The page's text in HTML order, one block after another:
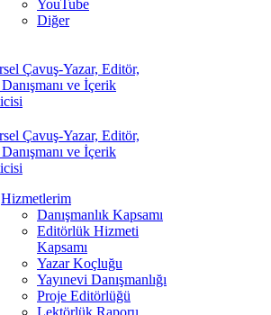
YouTube
Diğer
Hizmetlerim
Danışmanlık Kapsamı
Editörlük Hizmeti
Kapsamı
Yazar Koçluğu
Yayınevi Danışmanlığı
Proje Editörlüğü
Lektörlük Raporu